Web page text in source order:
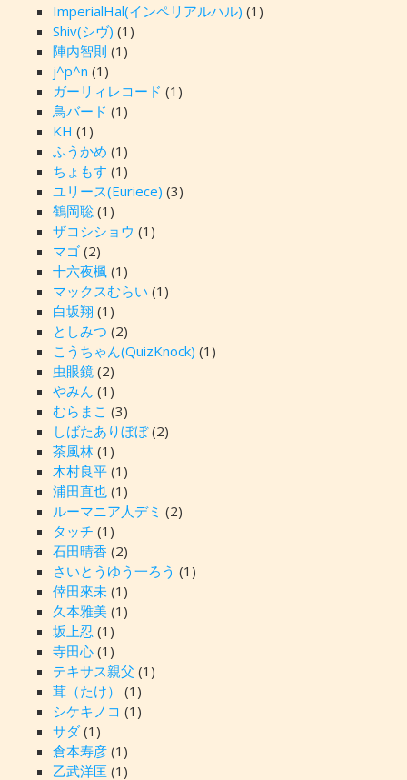
ImperialHal(インペリアルハル) (1)
Shiv(シヴ) (1)
陣内智則 (1)
j^p^n (1)
ガーリィレコード (1)
鳥バード (1)
KH (1)
ふうかめ (1)
ちょもす (1)
ユリース(Euriece) (3)
鶴岡聡(1)
ザコシショウ (1)
マゴ(2)
十六夜楓(1)
マックスむらい (1)
白坂翔 (1)
としみつ (2)
こうちゃん(QuizKnock) (1)
虫眼鏡(2)
やみん (1)
むらまこ (3)
しばたありぼぼ(2)
茶風林(1)
木村良平(1)
浦田直也(1)
ルーマニア人デミ (2)
タッチ (1)
石田晴香 (2)
さいとうゆう一ろう (1)
倖田來未(1)
久本雅美(1)
坂上忍 (1)
寺田心(1)
テキサス親父 (1)
茸（たけ）
(1)
シケキノコ (1)
サダ(1)
倉本寿彦(1)
乙武洋匡 (1)